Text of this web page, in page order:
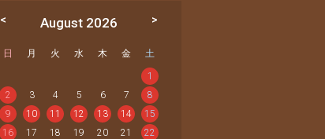
August 2026
日 月 火 水 木 金 土
1
2
3 4 5 6 7
8
9
10 11 12 13 14
15
16
17 18 19 20 21
22